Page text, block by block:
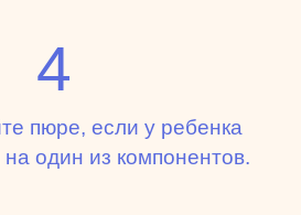
4
пюре, если у ребенка
на один из компонентов.